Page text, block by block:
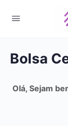
Bolsa
Olá, Sejam